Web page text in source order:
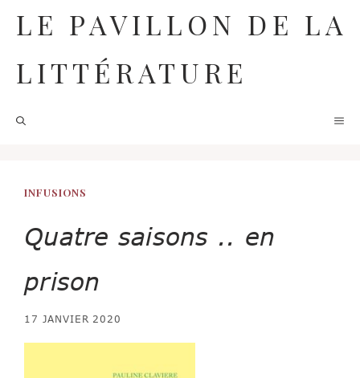
contenu
LE PAVILLON DE LA
LITTÉRATURE
INFUSIONS
Quatre saisons .. en
prison
17 JANVIER 2020